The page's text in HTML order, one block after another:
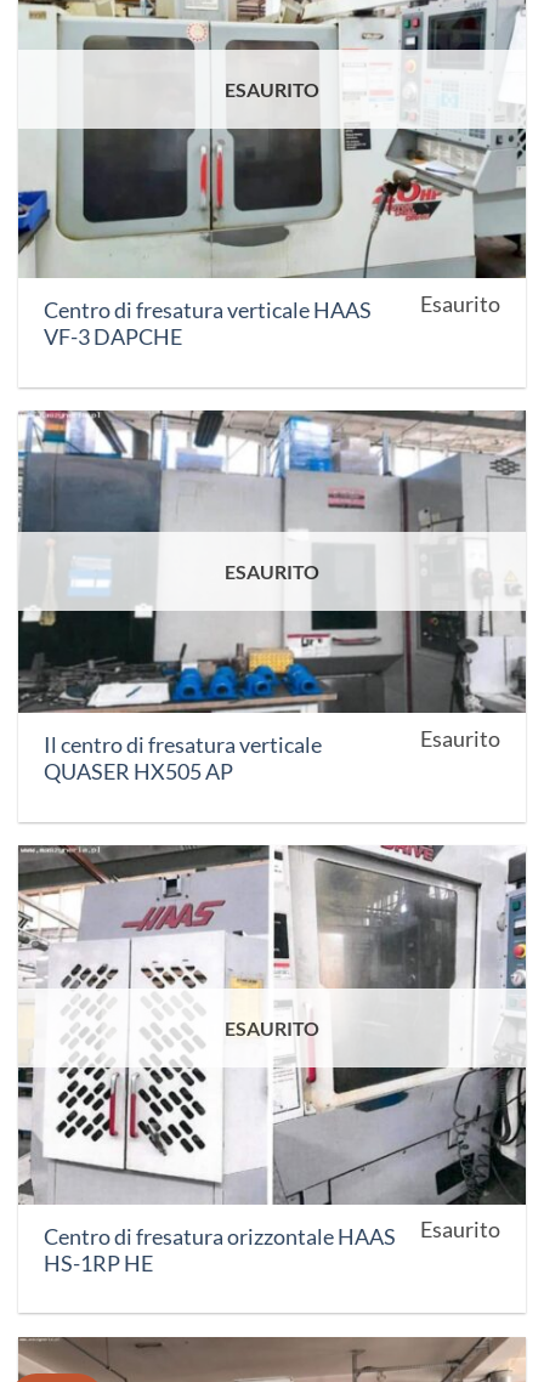
ESAURITO
Centro di fresatura verticale HAAS
VF-3 DAPCHE
Esaurito
ESAURITO
Il centro di fresatura verticale
QUASER HX505 AP
Esaurito
ESAURITO
Centro di fresatura orizzontale HAAS
HS-1RP HE
Esaurito